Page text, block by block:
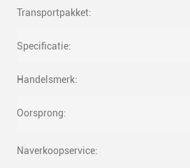
Transportpakket:
Specificatie:
Handelsmerk:
Oorsprong:
Naverkoopservice: